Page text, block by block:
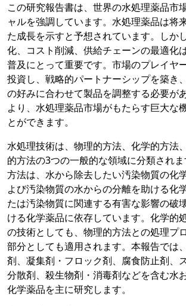
この研究報告書は、世界の水処理薬品市
ャルを強調しています。水処理薬品は将
た成長を示すと予想されています。しか
化、コスト削減、供給チェーンの最適化
普及にとって重要です。市場のプレイヤ
投資し、戦略的パートナーシップを築き
の好みに合わせて製品を調整する必要が
より、水処理薬品市場がもたらす巨大な
とができます。
水処理技術は、物理的方法、化学的方法
的方法の3つの一般的な領域に分類され
方法は、水から除去したい汚染物質の化
よび汚染物質の水からの分離を助ける化
たは汚染物質に関連する有害な影響の破
ける化学薬品に依存しています。化学的
の技術としても、物理的方法との処理プ
部分としても適用されます。本報告では
剤、凝集剤・フロック剤、腐食防止剤、
分散剤、殺生物剤・消毒剤などを含む水
化学薬品を主に研究します。